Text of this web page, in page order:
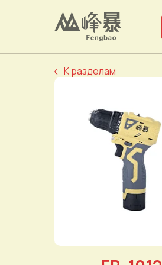
К разделам